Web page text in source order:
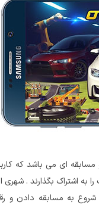
ای می باشد که
به اشتراک بگذارند .
شروع به مسابقه دادن و